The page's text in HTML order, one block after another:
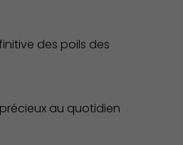
des poils des
au quotidien